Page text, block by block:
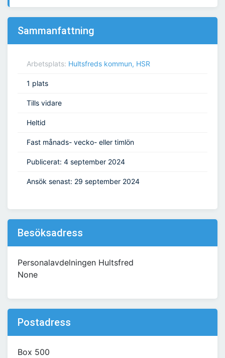
Sammanfattning
Arbetsplats: Hultsfreds kommun, HSR
1 plats
Tills vidare
Heltid
Fast månads- vecko- eller timlön
Publicerat: 4 september 2024
Ansök senast: 29 september 2024
Besöksadress
Personalavdelningen Hultsfred
None
Postadress
Box 500